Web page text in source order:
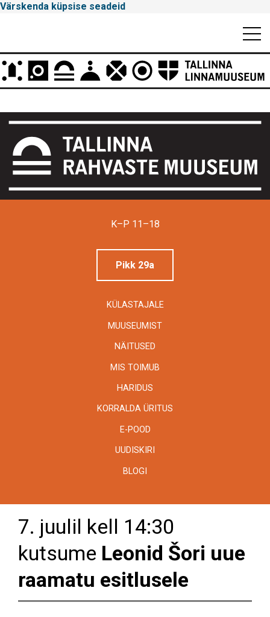
Värskenda küpsise seadeid
Peamenüü
K–P 11–18
Pikk 29a
KÜLASTAJALE
MUUSEUMIST
NÄITUSED
MIS TOIMUB
HARIDUS
KORRALDA ÜRITUS
E-POOD
UUDISKIRI
BLOGI
7. juulil kell 14:30
kutsume Leonid Šori uue
raamatu esitlusele